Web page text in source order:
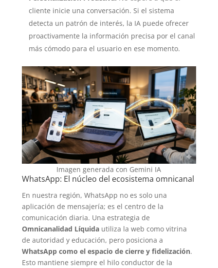
cliente inicie una conversación. Si el sistema
detecta un patrón de interés, la IA puede ofrecer
proactivamente la información precisa por el canal
más cómodo para el usuario en ese momento.
Imagen generada con Gemini IA
WhatsApp: El núcleo del ecosistema omnicanal
En nuestra región, WhatsApp no es solo una
aplicación de mensajería; es el centro de la
comunicación diaria. Una estrategia de
Omnicanalidad Líquidautiliza la web como vitrina
de autoridad y educación, pero posiciona a
WhatsApp como el espacio de cierre y fidelización.
Esto mantiene siempre el hilo conductor de la